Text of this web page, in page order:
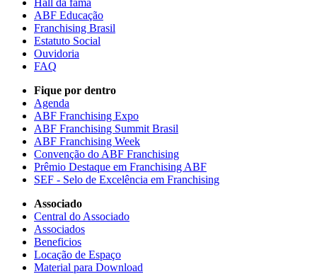
Hall da fama
ABF Educação
Franchising Brasil
Estatuto Social
Ouvidoria
FAQ
Fique por dentro
Agenda
ABF Franchising Expo
ABF Franchising Summit Brasil
ABF Franchising Week
Convenção do ABF Franchising
Prêmio Destaque em Franchising ABF
SEF - Selo de Excelência em Franchising
Associado
Central do Associado
Associados
Beneficios
Locação de Espaço
Material para Download